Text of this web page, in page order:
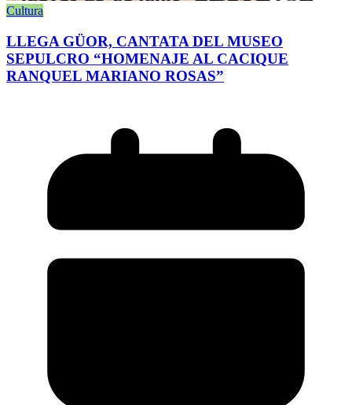
Cultura
LLEGA GÜOR, CANTATA DEL MUSEO
SEPULCRO “HOMENAJE AL CACIQUE
RANQUEL MARIANO ROSAS”